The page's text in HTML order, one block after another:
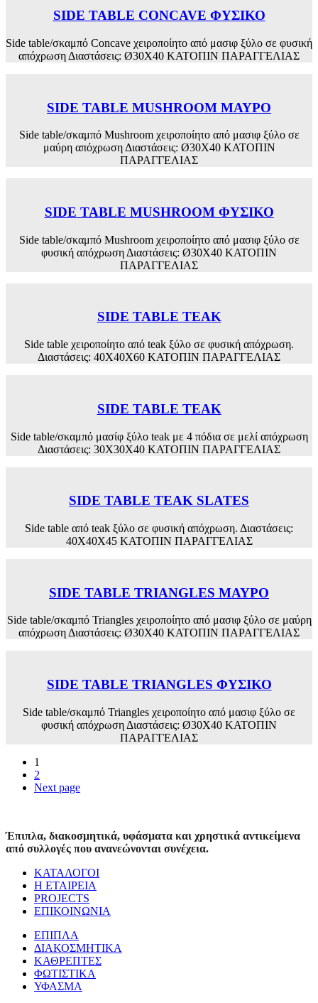
SIDE TABLE CONCAVE ΦΥΣΙΚΟ
Side table/σκαμπό Concave χειροποίητο από μασιφ ξύλο σε φυσική
απόχρωση Διαστάσεις: Ø30Χ40 ΚΑΤΟΠΙΝ ΠΑΡΑΓΓΕΛΙΑΣ
SIDE TABLE MUSHROOM ΜΑΥΡΟ
Side table/σκαμπό Mushroom χειροποίητο από μασιφ ξύλο σε
μαύρη απόχρωση Διαστάσεις: Ø30Χ40 ΚΑΤΟΠΙΝ
ΠΑΡΑΓΓΕΛΙΑΣ
SIDE TABLE MUSHROOM ΦΥΣΙΚΟ
Side table/σκαμπό Mushroom χειροποίητο από μασιφ ξύλο σε
φυσική απόχρωση Διαστάσεις: Ø30Χ40 ΚΑΤΟΠΙΝ
ΠΑΡΑΓΓΕΛΙΑΣ
SIDE TABLE TEAK
Side table χειροποίητο από teak ξύλο σε φυσική απόχρωση.
Διαστάσεις: 40Χ40Χ60 ΚΑΤΟΠΙΝ ΠΑΡΑΓΓΕΛΙΑΣ
SIDE TABLE TEAK
Side table/σκαμπό μασίφ ξύλο teak με 4 πόδια σε μελί απόχρωση
Διαστάσεις: 30Χ30Χ40 ΚΑΤΟΠΙΝ ΠΑΡΑΓΓΕΛΙΑΣ
SIDE TABLE TEAK SLATES
Side table από teak ξύλο σε φυσική απόχρωση. Διαστάσεις:
40Χ40Χ45 ΚΑΤΟΠΙΝ ΠΑΡΑΓΓΕΛΙΑΣ
SIDE TABLE TRIANGLES ΜΑΥΡΟ
Side table/σκαμπό Triangles χειροποίητο από μασιφ ξύλο σε μαύρη
απόχρωση Διαστάσεις: Ø30Χ40 ΚΑΤΟΠΙΝ ΠΑΡΑΓΓΕΛΙΑΣ
SIDE TABLE TRIANGLES ΦΥΣΙΚΟ
Side table/σκαμπό Triangles χειροποίητο από μασιφ ξύλο σε
φυσική απόχρωση Διαστάσεις: Ø30Χ40 ΚΑΤΟΠΙΝ
ΠΑΡΑΓΓΕΛΙΑΣ
1
2
Next page
Έπιπλα, διακοσμητικά, υφάσματα και χρηστικά αντικείμενα
από συλλογές που ανανεώνονται συνέχεια.
ΚΑΤΑΛΟΓΟΙ
Η ΕΤΑΙΡΕΙΑ
PROJECTS
ΕΠΙΚΟΙΝΩΝΙΑ
ΕΠΙΠΛΑ
ΔΙΑΚΟΣΜΗΤΙΚΑ
ΚΑΘΡΕΠΤΕΣ
ΦΩΤΙΣΤΙΚΑ
ΥΦΑΣΜΑ